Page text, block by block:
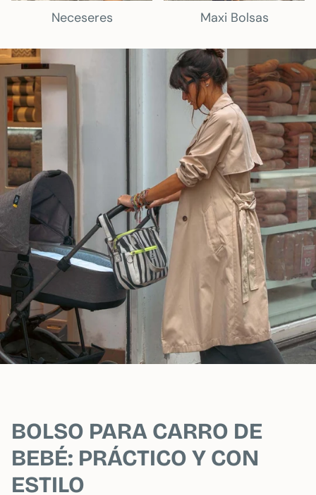
Neceseres Maxi Bolsas
BOLSO PARA CARRO DE
BEBÉ: PRÁCTICO Y CON
ESTILO